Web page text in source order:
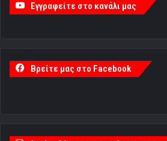
Εγγραφείτε στο κανάλι μας
Βρείτε μας στο Facebook